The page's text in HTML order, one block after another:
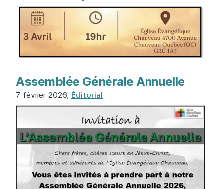
Assemblée Générale Annuelle
7 février 2026, Éditorial